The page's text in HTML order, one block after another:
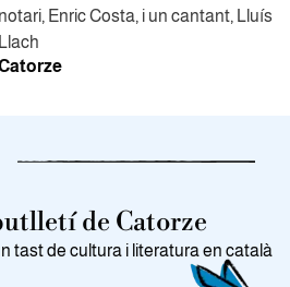
notari, Enric Costa, i un cantant, Lluís
Llach
de Catorze
tast de cultura i literatura en català